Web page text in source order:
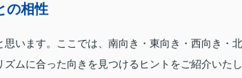
の相性
います。ここでは、南向き・東向き・西向き・北
ムに合った向きを見つけるヒントをご紹介いたし